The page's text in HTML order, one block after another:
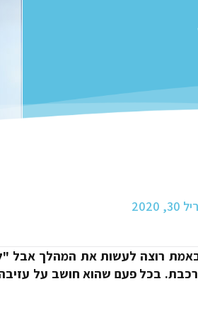
2020
באמת רוצה לעשות את המהלך
בכל פעם שהוא חושב על